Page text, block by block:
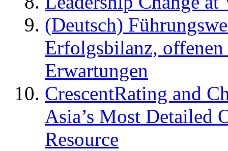
(Deutsch)
Erfolgsbilanz,
Erwartungen
CrescentRating and
Asia’s Most Detailed
Resource